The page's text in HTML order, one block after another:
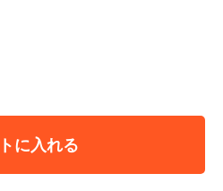
に入れる